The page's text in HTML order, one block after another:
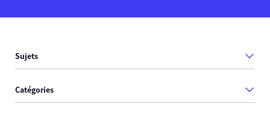
Sujets
Catégories